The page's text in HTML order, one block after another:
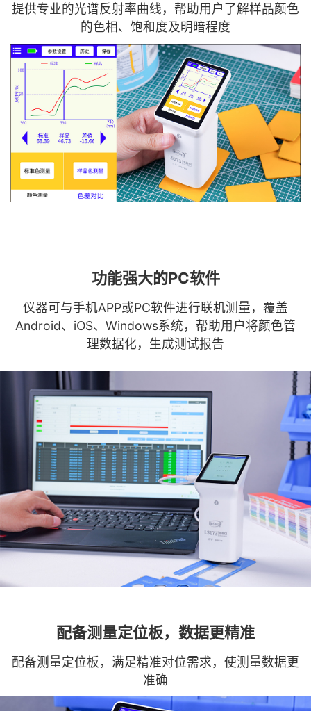
提供专业的光谱反射率曲线，帮助用户了解样品颜色
的色相、饱和度及明暗程度
功能强大的PC软件
仪器可与手机APP或PC软件进行联机测量，覆盖
Android、iOS、Windows系统，帮助用户将颜色管
理数据化，生成测试报告
配备测量定位板，数据更精准
配备测量定位板，满足精准对位需求，使测量数据更
准确